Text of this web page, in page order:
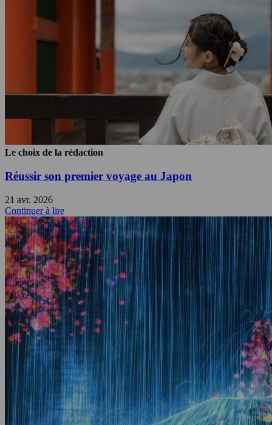
Le choix de la rédaction
Réussir son premier voyage au Japon
21 avr. 2026
Continuer à lire